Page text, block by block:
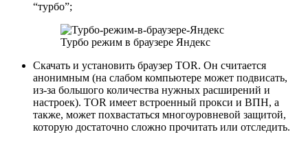
“турбо”;
Турбо режим в браузере Яндекс
Скачать и установить браузер TOR. Он считается
анонимным (на слабом компьютере может подвисать,
из-за большого количества нужных расширений и
настроек). TOR имеет встроенный прокси и ВПН, а
также, может похвастаться многоуровневой защитой,
которую достаточно сложно прочитать или отследить.